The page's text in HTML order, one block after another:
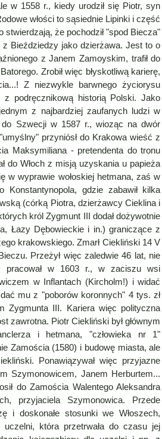
w 1558 r., kiedy urodził się Piotr, syn
włości to sąsiednie Lipinki i część
stwierdzają, że pochodził "spod Biecza"
Bieździedzy jako dzierżawa. Jest to o
z Janem Zamoyskim, trafił do
Zrobił więc błyskotliwą karierę,
Z niezwykle barwnego życiorysu
podręcznikową historią Polski. Jako
z najbardziej zaufanych ludzi w
do Szwecji w 1587 r., wioząc na dwór
przyniósł do Krakowa wieść z
Maksymiliana - pretendenta do tronu
do Włoch z misją uzyskania u papieża
w wyprawie wołoskiej hetmana, zaś w
gdzie zabawił kilka
(córką Piotra, dzierżawcy Cieklina i
król Zygmunt III dodał dożywotnie
Łazy Dębowieckie i in.) graniczące z
krakowskiego. Zmarł Ciekliński 14 V
Przeżył więc zaledwie 46 lat, nie
pracował w 1603 r., w zaciszu wsi
w Inflantach (Kircholm!) i widać
mu z "poborów koronnych" 4 tys. zł
Zygmunta III. Kariera więc polityczna
zawrotna. Piotr Ciekliński był głównym
i hetmana, "człowieka nr 1"
Zamościa (1580) i budowę miasta, ale
Ponawiązywał więc przyjazne
Szymonowicem, Janem Herburtem...
do Zamościa Walentego Aleksandra
przyjaciela Szymonowica. Przede
i doskonałe stosunki we Włoszech,
która przetrwała do czasu jej